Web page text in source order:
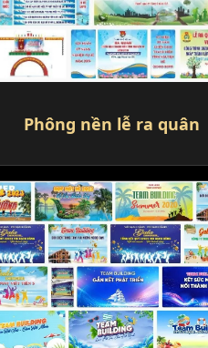
Phông nền lễ ra quân